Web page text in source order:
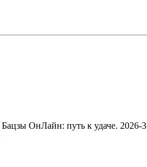
Бацзы ОнЛайн: путь к удаче. 2026-3